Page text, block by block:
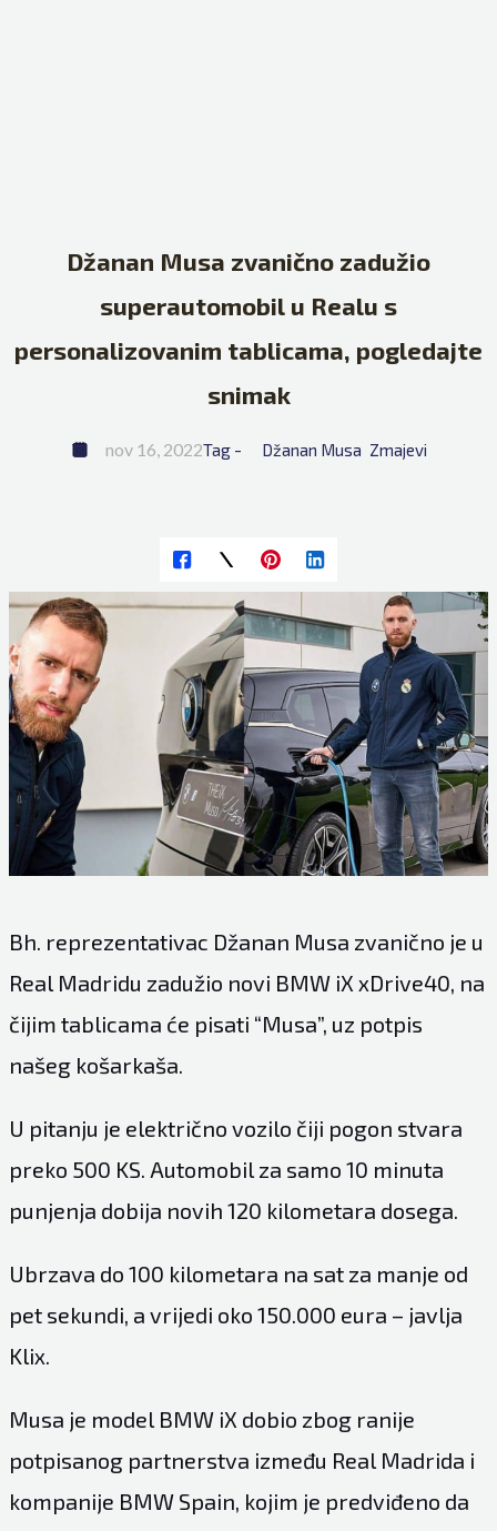
Džanan Musa zvanično zadužio
superautomobil u Realu s
personalizovanim tablicama, pogledajte
snimak
nov 16, 2022Tag - Džanan Musa Zmajevi
Bh. reprezentativac Džanan Musa zvanično je u
Real Madridu zadužio novi BMW iX xDrive40, na
čijim tablicama će pisati “Musa”, uz potpis
našeg košarkaša.
U pitanju je električno vozilo čiji pogon stvara
preko 500 KS. Automobil za samo 10 minuta
punjenja dobija novih 120 kilometara dosega.
Ubrzava do 100 kilometara na sat za manje od
pet sekundi, a vrijedi oko 150.000 eura – javlja
Klix.
Musa je model BMW iX dobio zbog ranije
potpisanog partnerstva između Real Madrida i
kompanije BMW Spain, kojim je predviđeno da